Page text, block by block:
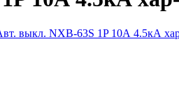
выкл. NXB-63S 1P 10А 4.5кА